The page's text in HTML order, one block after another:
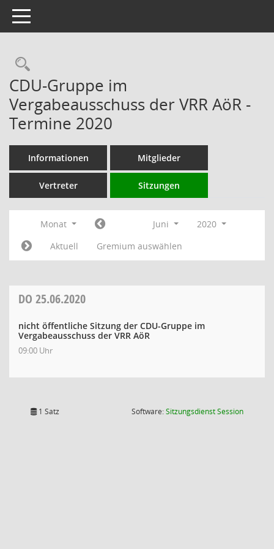
Toggle navigation
Rechercheauswahl
CDU-Gruppe im
Vergabeausschuss der VRR AöR -
Termine 2020
Informationen Mitglieder
Vertreter Sitzungen
Monat Juni
2020
Aktuell
Gremium auswählen
DO 25.06.2020
nicht öffentliche Sitzung der CDU-Gruppe im
Vergabeausschuss der VRR AöR
09:00 Uhr
1 Satz Software:SitzungsdienstSession(Wird in